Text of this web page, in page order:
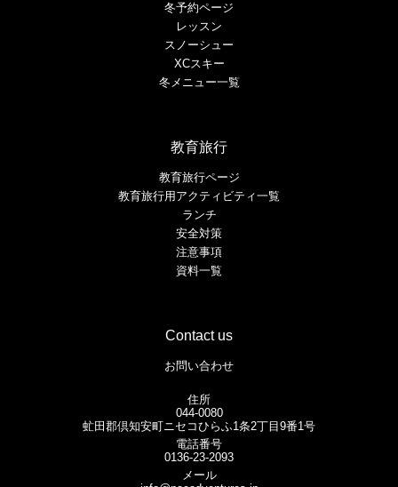
冬予約ページ
レッスン
スノーシュー
XCスキー
冬メニュー一覧
教育旅行
教育旅行ページ
教育旅行用アクティビティ一覧
ランチ
安全対策
注意事項
資料一覧
Contact us
お問い合わせ
住所
044-0080
虻田郡倶知安町ニセコひらふ1条2丁目9番1号
電話番号
0136-23-2093
メール